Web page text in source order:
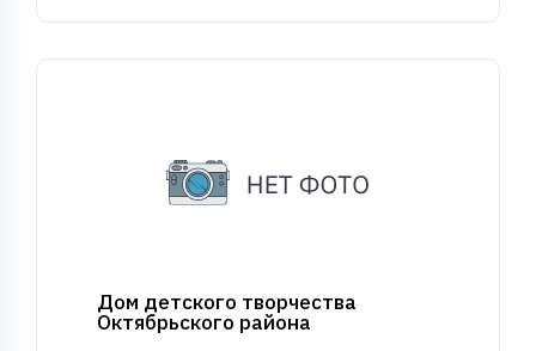
Дом детского творчества
Октябрьского района